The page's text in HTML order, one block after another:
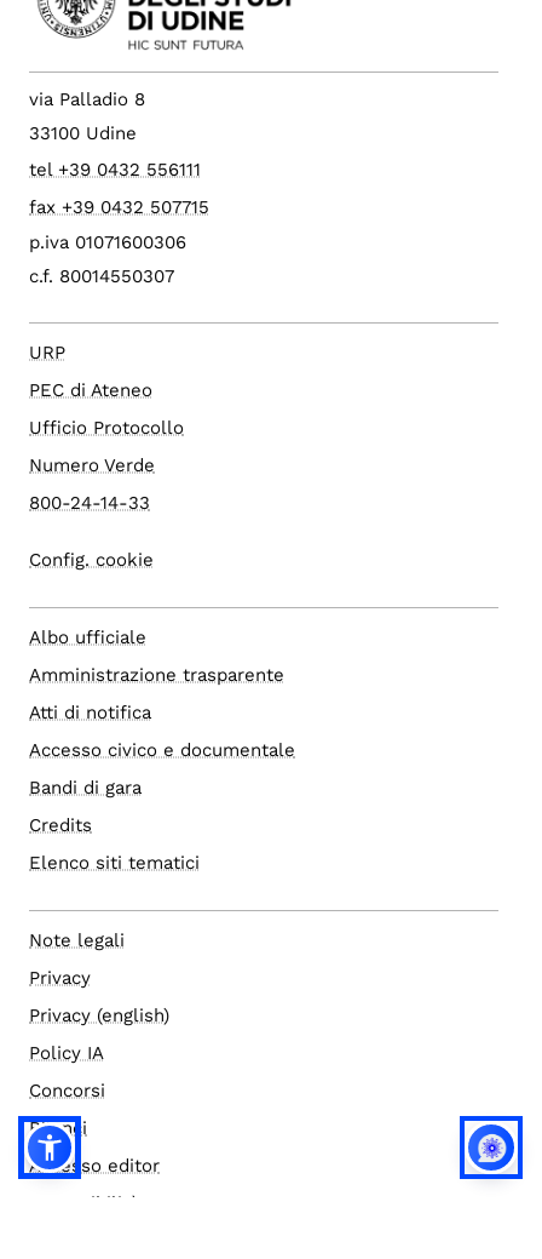
via Palladio 8
33100 Udine
tel +39 0432 556111
fax +39 0432 507715
p.iva 01071600306
c.f. 80014550307
URP
PEC di Ateneo
Ufficio Protocollo
Numero Verde
800-24-14-33
Config. cookie
Albo ufficiale
Amministrazione trasparente
Atti di notifica
Accesso civico e documentale
Bandi di gara
Credits
Elenco siti tematici
Note legali
Privacy
Privacy (english)
Policy IA
Concorsi
Bilanci
Accesso editor
Accessibilità